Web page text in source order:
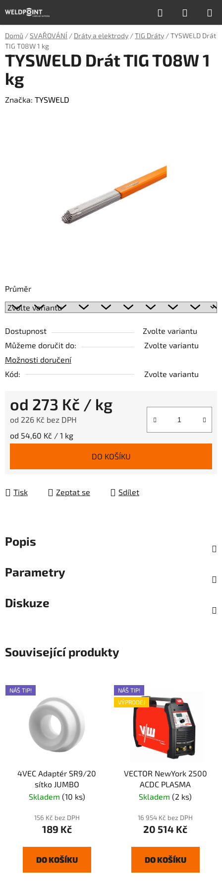
na
obsah
Hledat
KOŠÍK
Domů /SVAŘOVÁNÍ / Dráty a elektrody /TIG Dráty /TYSWELD Drát
TIG T08W 1 kg
Průměr
Dostupnost
Zvolte variantu
Můžeme doručit do:
Zvolte variantu
Možnosti doručení
Kód:
Zvolte variantu
od 273 Kč / kg
od 226 Kč bez DPH
Měrná cena:
od 54,60 Kč / 1 kg
DO KOŠÍKU
Tisk Zeptat se Sdílet
TYSWELD Drát TIG T08W 1
kg
Značka: TYSWELD
Popis
Parametry
Diskuze
Související produkty
NÁŠ TIP!
4VEC Adaptér SR9/20
sítko JUMBO
Skladem (10 ks)
156 Kč bez DPH
189 Kč
DO KOŠÍKU
NÁŠ TIP!
VÝPRODEJ
VECTOR NewYork 2500
ACDC PLASMA
Skladem (2 ks)
16 954 Kč bez DPH
20 514 Kč
DO KOŠÍKU